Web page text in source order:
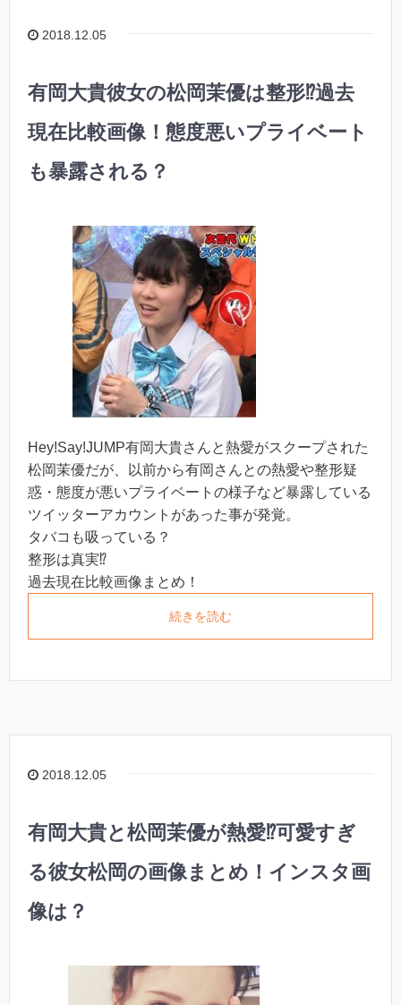
2018.12.05
有岡大貴彼女の松岡茉優は整形⁉︎過去
現在比較画像！態度悪いプライベート
も暴露される？
Hey!Say!JUMP有岡大貴さんと熱愛がスクープされた
松岡茉優だが、以前から有岡さんとの熱愛や整形疑
惑・態度が悪いプライベートの様子など暴露している
ツイッターアカウントがあった事が発覚。
タバコも吸っている？
整形は真実⁉︎
過去現在比較画像まとめ！
続きを読む
2018.12.05
有岡大貴と松岡茉優が熱愛⁉︎可愛すぎ
る彼女松岡の画像まとめ！インスタ画
像は？